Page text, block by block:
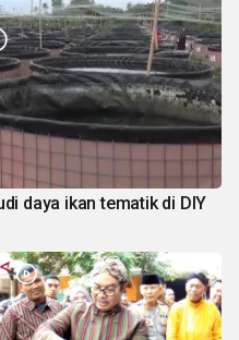
daya ikan tematik di DIY